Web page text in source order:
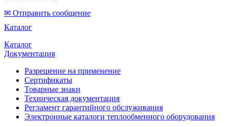
✉ Отправить сообщение
Каталог
Каталог
Документация
Разрешение на применение
Сертификаты
Товарные знаки
Техническая документация
Регламент гарантийного обслуживания
Электронные каталоги теплообменного оборудования